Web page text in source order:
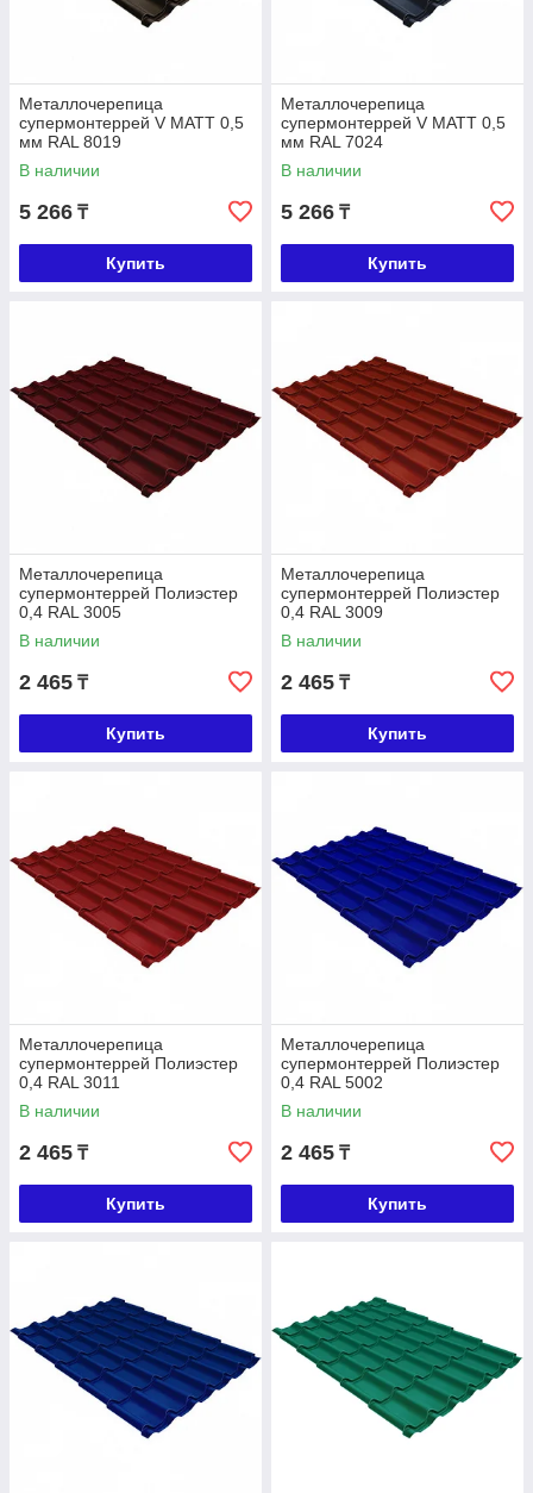
Металлочерепица
супермонтеррей V МАТТ 0,5
мм RAL 8019
В наличии
5 266 ₸
Купить
Металлочерепица
супермонтеррей V МАТТ 0,5
мм RAL 7024
В наличии
5 266 ₸
Купить
Металлочерепица
супермонтеррей Полиэстер
0,4 RAL 3005
В наличии
2 465 ₸
Купить
Металлочерепица
супермонтеррей Полиэстер
0,4 RAL 3009
В наличии
2 465 ₸
Купить
Металлочерепица
супермонтеррей Полиэстер
0,4 RAL 3011
В наличии
2 465 ₸
Купить
Металлочерепица
супермонтеррей Полиэстер
0,4 RAL 5002
В наличии
2 465 ₸
Купить